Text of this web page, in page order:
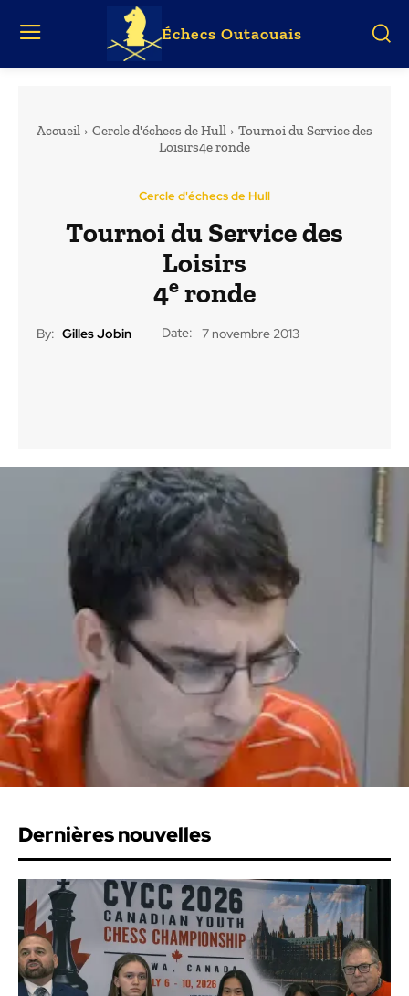
Échecs Outaouais
Accueil Cercle d'échecs de Hull
Tournoi du Service des
Loisirs4e ronde
Cercle d'échecs de Hull
Tournoi du Service des
Loisirs
4e ronde
By: Gilles Jobin Date: 7 novembre 2013
Dernières nouvelles